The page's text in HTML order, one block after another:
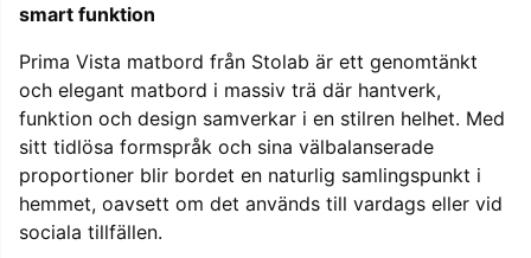
smart funktion
Prima Vista matbord från Stolab är ett genomtänkt
och elegant matbord i massiv trä där hantverk,
funktion och design samverkar i en stilren helhet. Med
sitt tidlösa formspråk och sina välbalanserade
proportioner blir bordet en naturlig samlingspunkt i
hemmet, oavsett om det används till vardags eller vid
sociala tillfällen.